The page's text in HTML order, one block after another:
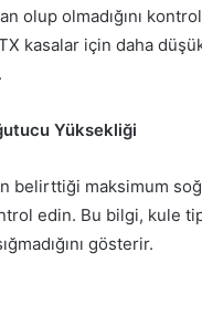
olup olmadığını
kasalar için daha
Yüksekliği
belirttiği maksimum
edin. Bu bilgi, kule
gösterir.